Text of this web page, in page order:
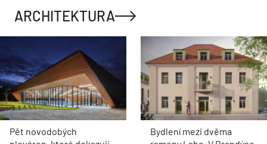
ARCHITEKTURA
Pět novodobých
Bydlení mezi dvěma